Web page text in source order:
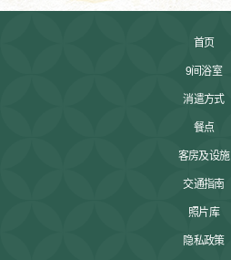
首页
9间浴室
消遣方式
餐点
客房及设施
交通指南
照片库
隐私政策